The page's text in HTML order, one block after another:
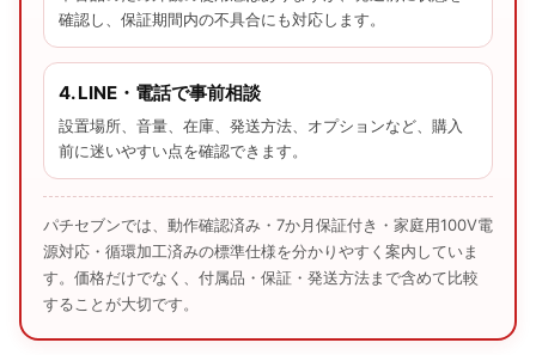
確認し、保証期間内の不具合にも対応します。
4. LINE・電話で事前相談
設置場所、音量、在庫、発送方法、オプションなど、購入
前に迷いやすい点を確認できます。
パチセブンでは、動作確認済み・7か月保証付き・家庭用100V電
源対応・循環加工済みの標準仕様を分かりやすく案内していま
す。価格だけでなく、付属品・保証・発送方法まで含めて比較
することが大切です。